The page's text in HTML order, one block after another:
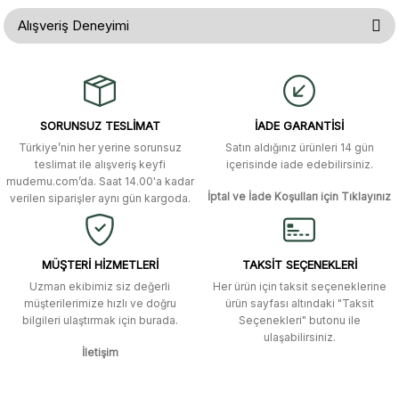
Bu ürünün fiyat bilgisi, resim, ürün açıklamalarında ve diğer konularda
yetersiz gördüğünüz noktaları öneri formunu kullanarak tarafımıza
iletebilirsiniz.
Ürün resmi kalitesiz, bozuk veya görüntülenemiyor.
Ürün bilgilerinde hatalar bulunuyor.
Ürün fiyatı diğer sitelerden daha pahalı.
Bu ürüne benzer farklı alternatifler olmalı.
Alışveriş Deneyimi
alışverişti. Ürün bir gün sonra elime
ulaştı. Mağaza yetkilileri oldukça
yanıt aldım ve çözüm buldum.
Murat Duman | 17/03/2026
Site güvenilir ve kullanışlı, fakat
kavela ve diğer ahşap aksesuarları
menü seçeneklerinde bulunmuyor,
spesifik olarak "kavela" terimini
aratarak bulunabilir.
M... K... | 12/12/2025
Ben bu kadar hızlı bir teslimat
SORUNSUZ TESLİMAT
Türkiye’nin her yerine sorunsuz
teslimat ile alışveriş keyfi
mudemu.com’da. Saat 14.00'a kadar
verilen siparişler aynı gün kargoda.
İADE GARANTİSİ
Satın aldığınız ürünleri 14 gün
içerisinde iade edebilirsiniz.
İptal ve İade Koşulları için Tıklayınız
MÜŞTERİ HİZMETLERİ
Uzman ekibimiz siz değerli
müşterilerimize hızlı ve doğru
bilgileri ulaştırmak için burada.
İletişim
TAKSİT SEÇENEKLERİ
Her ürün için taksit seçeneklerine
ürün sayfası altındaki "Taksit
Seçenekleri" butonu ile
ulaşabilirsiniz.